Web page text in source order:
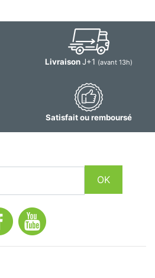
LivraisonJ+1 (avant 13h)
Satisfait ou remboursé
OK